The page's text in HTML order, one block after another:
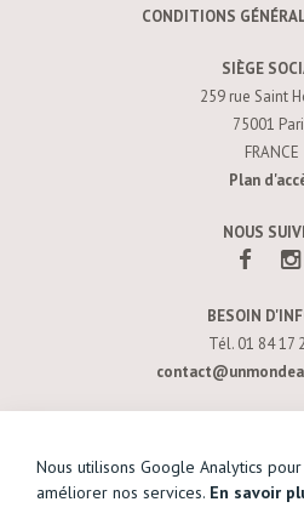
CONDITIONS
SIÈGE
259 rue Saint
75001
FRANCE
Plan
NOUS
BESOIN
Tél. 01 84 17
Nous utilisons Google Analytics
améliorer nos services. En savoir